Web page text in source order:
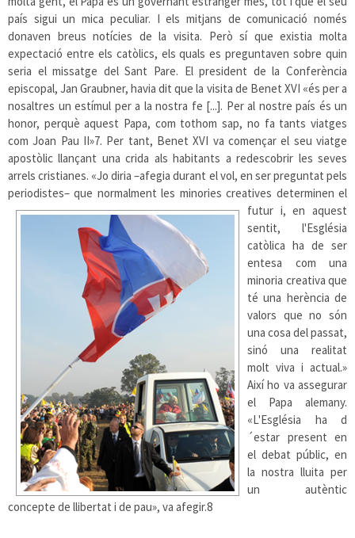
país sigui un mica peculiar. I els mitjans de comunicació només
donaven breus notícies de la visita. Però sí que existia molta
expectació entre els catòlics, els quals es preguntaven sobre quin
seria el missatge del Sant Pare. El president de la Conferència
episcopal, Jan Graubner, havia dit que la visita de Benet XVI «és per a
nosaltres un estímul per a la nostra fe [...]. Per al nostre país és un
honor, perquè aquest Papa, com tothom sap, no fa tants viatges
com Joan Pau II»7. Per tant, Benet XVI va començar el seu viatge
apostòlic llançant una crida als habitants a redescobrir les seves
arrels cristianes. «Jo diria –afegia durant el vol, en ser preguntat pels
periodistes– que normalment les minories creatives determinen el
futur i, en aquest
sentit, l'Església
catòlica ha de ser
entesa com una
minoria creativa que
té una herència de
valors que no són
una cosa del passat,
sinó una realitat
molt viva i actual.»
Així ho va assegurar
el Papa alemany.
«L'Església ha d
´estar present en
el debat públic, en
la nostra lluita per
un autèntic
concepte de llibertat i de pau», va afegir.8